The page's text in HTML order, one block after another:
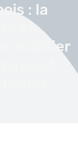
: la
et
mobilier
et